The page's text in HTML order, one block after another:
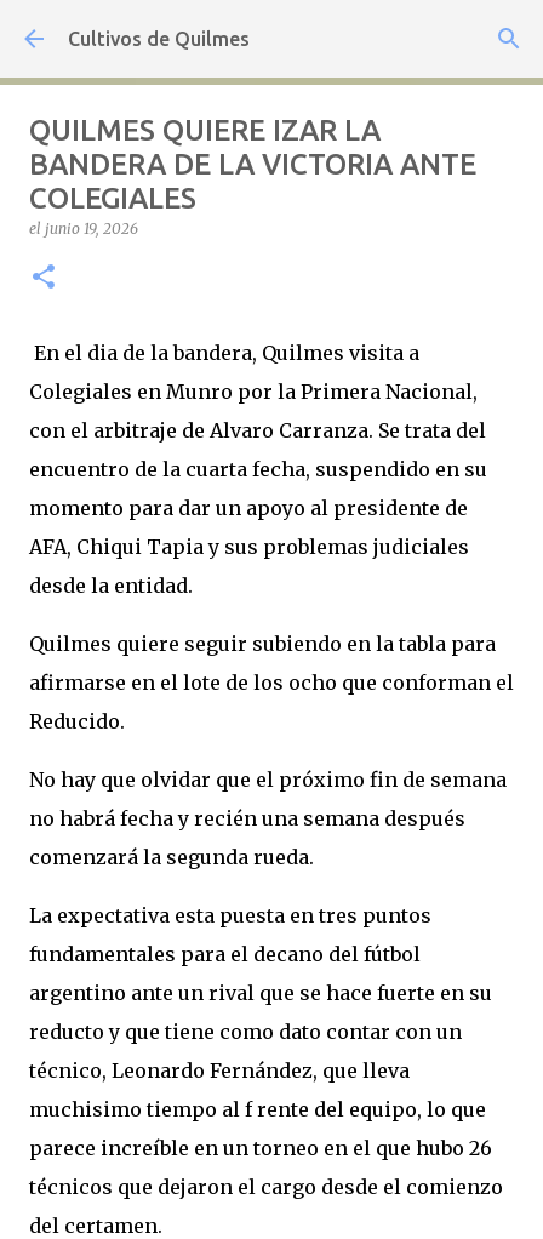
Ir al contenido principal
Cultivos de Quilmes
QUILMES QUIERE IZAR LA
BANDERA DE LA VICTORIA ANTE
COLEGIALES
el junio 19, 2026
En el dia de la bandera, Quilmes visita a
Colegiales en Munro por la Primera Nacional,
con el arbitraje de Alvaro Carranza. Se trata del
encuentro de la cuarta fecha, suspendido en su
momento para dar un apoyo al presidente de
AFA, Chiqui Tapia y sus problemas judiciales
desde la entidad.
Quilmes quiere seguir subiendo en la tabla para
afirmarse en el lote de los ocho que conforman el
Reducido.
No hay que olvidar que el próximo fin de semana
no habrá fecha y recién una semana después
comenzará la segunda rueda.
La expectativa esta puesta en tres puntos
fundamentales para el decano del fútbol
argentino ante un rival que se hace fuerte en su
reducto y que tiene como dato contar con un
técnico, Leonardo Fernández, que lleva
muchisimo tiempo al f rente del equipo, lo que
parece increíble en un torneo en el que hubo 26
técnicos que dejaron el cargo desde el comienzo
del certamen.